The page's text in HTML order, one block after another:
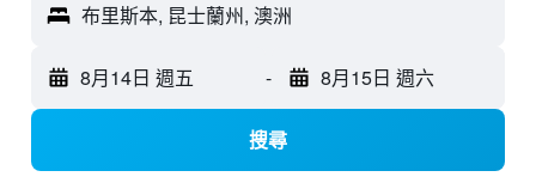
布里斯本, 昆士蘭州, 澳洲
8月14日 週五 - 8月15日 週六
搜尋